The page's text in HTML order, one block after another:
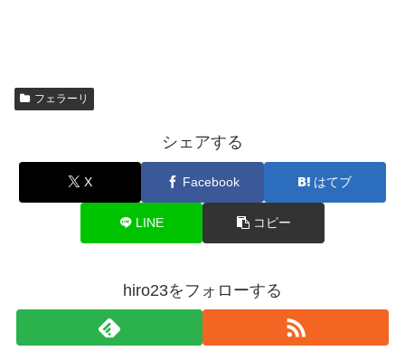
フェラーリ
シェアする
X Facebook はてブ
LINE コピー
hiro23をフォローする